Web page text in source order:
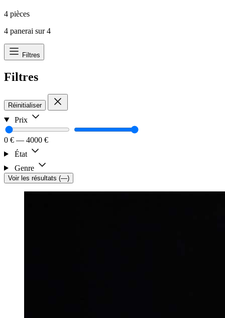
4 pièces
4 panerai sur4
Filtres
Filtres
Réinitialiser
Prix
0 € — 4000 €
État
Genre
Voir les résultats (—)